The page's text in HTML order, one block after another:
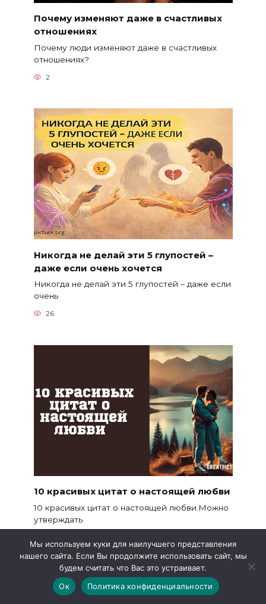
Почему изменяют даже в счастливых
отношениях
Почему люди изменяют даже в счастливых
отношениях?
2
Никогда не делай эти 5 глупостей –
даже если очень хочется
Никогда не делай эти 5 глупостей – даже если
очень
26
10 красивых цитат о настоящей любви
10 красивых цитат о настоящей любви.Можно
утверждать
Мы используем куки для наилучшего представления
нашего сайта. Если Вы продолжите использовать сайт, мы
будем считать что Вас это устраивает.
Ок
Политика конфиденциальности